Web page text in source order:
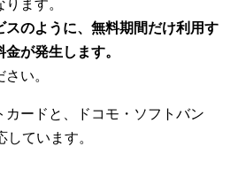
ます。
スのように、無料期間だけ利用す
が発生します。
い。
ードと、ドコモ・ソフトバン
ています。